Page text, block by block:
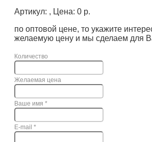
Артикул: , Цена: 0 р.
по оптовой цене, то укажите
желаемую цену и мы сделаем для
Количество
Желаемая цена
Ваше имя *
E-mail *